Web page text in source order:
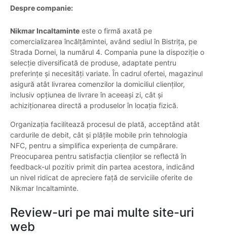
Despre companie:
Nikmar Incaltaminte este o firmă axată pe
comercializarea încălțămintei, având sediul în Bistrița, pe
Strada Dornei, la numărul 4. Compania pune la dispoziție o
selecție diversificată de produse, adaptate pentru
preferințe și necesități variate. În cadrul ofertei, magazinul
asigură atât livrarea comenzilor la domiciliul clienților,
inclusiv opțiunea de livrare în aceeași zi, cât și
achiziționarea directă a produselor în locația fizică.
Organizația facilitează procesul de plată, acceptând atât
cardurile de debit, cât și plățile mobile prin tehnologia
NFC, pentru a simplifica experiența de cumpărare.
Preocuparea pentru satisfacția clienților se reflectă în
feedback-ul pozitiv primit din partea acestora, indicând
un nivel ridicat de apreciere față de serviciile oferite de
Nikmar Incaltaminte.
Review-uri pe mai multe site-uri
web